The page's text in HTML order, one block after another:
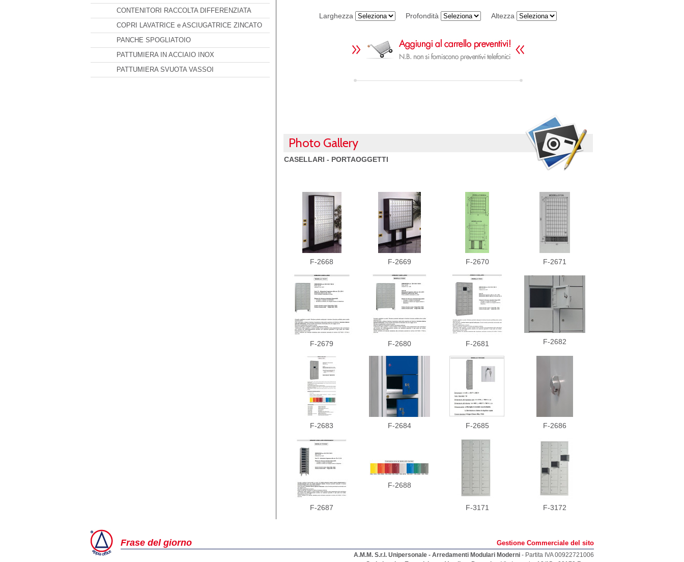
CONTENITORI RACCOLTA DIFFERENZIATA
COPRI LAVATRICE e ASCIUGATRICE ZINCATO
PANCHE SPOGLIATOIO
PATTUMIERA IN ACCIAIO INOX
PATTUMIERA SVUOTA VASSOI
Larghezza Profondità Altezza
Photo Gallery
CASELLARI - PORTAOGGETTI
F-2668 F-2669 F-2670 F-2671
F-2679 F-2680 F-2681 F-2682
F-2683 F-2684 F-2685 F-2686
F-2687
F-2688
F-3171 F-3172
Frase del giorno Gestione Commerciale del sito
A.M.M. S.r.l. Unipersonale - Arredamenti Modulari Moderni- Partita IVA 00922721006